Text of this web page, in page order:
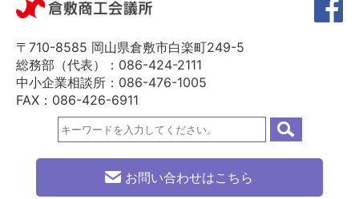
〒710-8585 岡山県倉敷市白楽町249-5
総務部（代表）：086-424-2111
中小企業相談所：086-476-1005
FAX：086-426-6911
お問い合わせはこちら